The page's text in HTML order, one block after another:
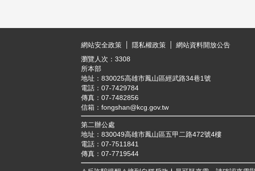
網站安全政策
隱私權政策
網站資料開放公告
瀏覽人次： 3308
所本部
地址：830025高雄市鳳山區經武路34巷1號
電話：07-7429784
傳真：07-7482856
信箱：fongshan@kcg.gov.tw
第二辦公處
地址：830049高雄市鳳山區五甲二路472號4樓
電話：07-7511841
傳真：07-7719544